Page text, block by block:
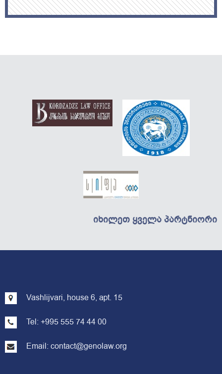
ᲘᲮᲘᲚᲔᲗ ᲧᲕᲔᲚᲐ ᲞᲐᲠᲢᲜᲘᲝᲠᲘ
Vashlijvari, house 6, apt. 15
Tel: +995 555 74 44 00
Email: contact@genolaw.org